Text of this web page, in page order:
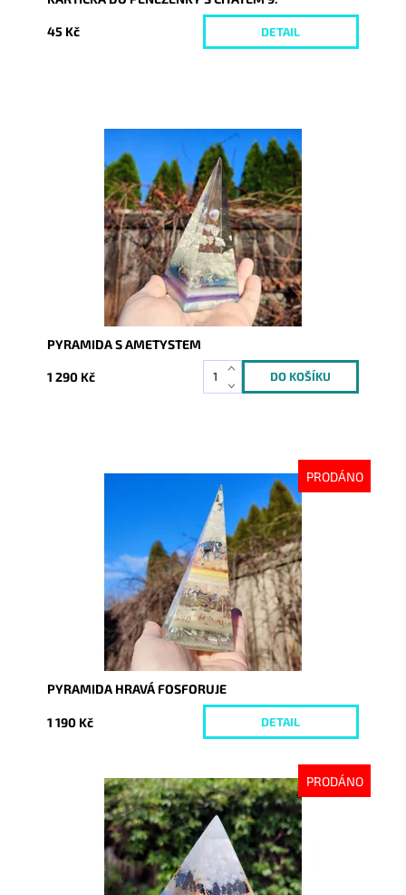
45 Kč DETAIL
Dostupnost:
Skladem
7614
PYRAMIDA S AMETYSTEM
1 290 Kč
PRODÁNO
PYRAMIDA HRAVÁ FOSFORUJE
1 190 Kč DETAIL
PRODÁNO
Dostupnost:
Vyprodáno
8680